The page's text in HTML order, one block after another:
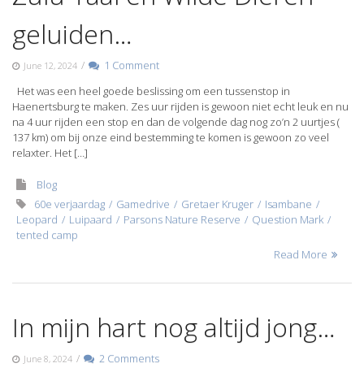
geluiden…
June 12, 2024 /
1 Comment
Het was een heel goede beslissing om een tussenstop in
Haenertsburg te maken. Zes uur rijden is gewoon niet echt leuk en nu
na 4 uur rijden een stop en dan de volgende dag nog zo’n 2 uurtjes (
137 km) om bij onze eind bestemming te komen is gewoon zo veel
relaxter. Het […]
Blog
60e verjaardag
Gamedrive Gretaer Kruger
Isambane
Leopard
Luipaard Parsons Nature Reserve
Question Mark
tented camp
Read More
In mijn hart nog altijd jong…
June 8, 2024 /
2 Comments